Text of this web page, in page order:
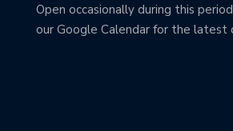
Open occasionally during this
our Google Calendar for the latest